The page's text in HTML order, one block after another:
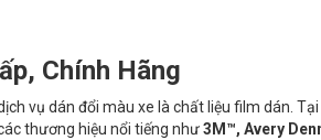
Chính Hãng
vụ dán đổi màu xe là chất liệu film dán. Tại
thương hiệu nổi tiếng như3M™, Avery